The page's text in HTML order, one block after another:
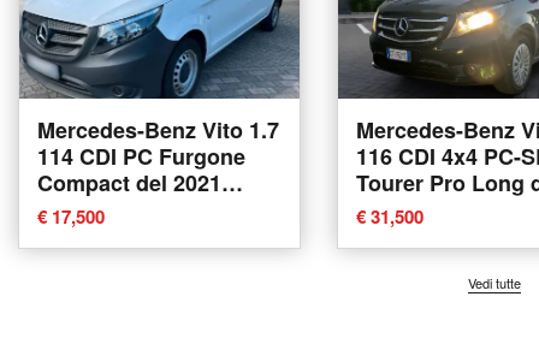
Mercedes-Benz Vito 1.7
114 CDI PC Furgone
Compact del 2021
usata
€ 17,500
Mercedes-Benz
116 CDI 4x4 PC-
Tourer Pro Long
2021 usata a
€ 31,500
Vedi tutte